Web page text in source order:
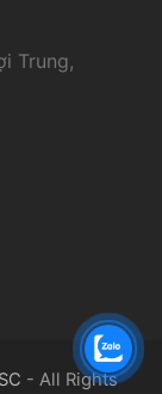
Trung,
- All Rights